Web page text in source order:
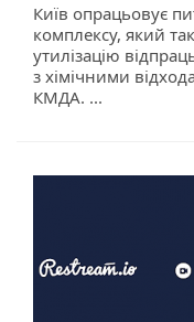
Київ опрацьовує
комплексу, який
утилізацію
з хімічними
КМДА. ...